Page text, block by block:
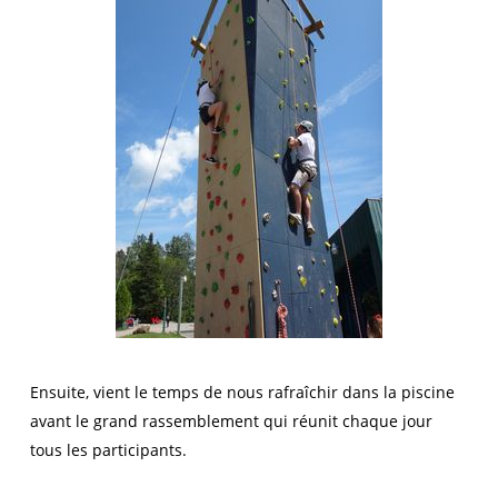
Ensuite, vient le temps de nous rafraîchir dans la piscine
avant le grand rassemblement qui réunit chaque jour
tous les participants.